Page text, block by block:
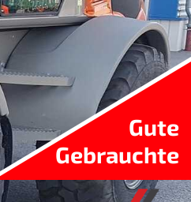
Gute
Gebrauchte